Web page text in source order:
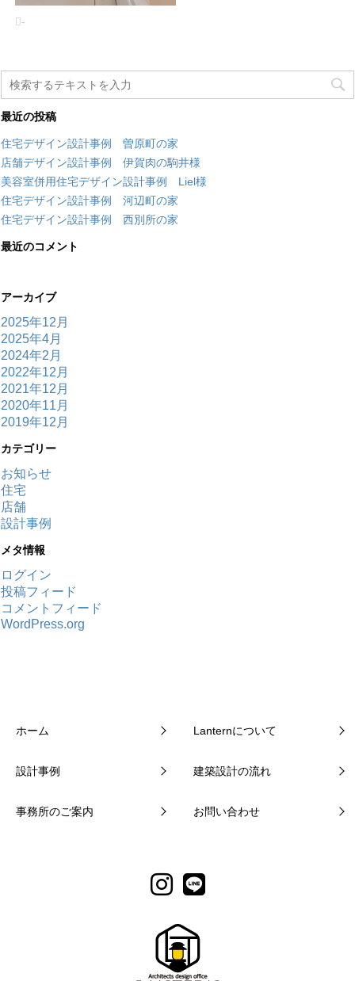
-
最近の投稿
住宅デザイン設計事例 曽原町の家
店舗デザイン設計事例 伊賀肉の駒井様
美容室併用住宅デザイン設計事例 Liel様
住宅デザイン設計事例 河辺町の家
住宅デザイン設計事例 西別所の家
最近のコメント
アーカイブ
2025年12月
2025年4月
2024年2月
2022年12月
2021年12月
2020年11月
2019年12月
カテゴリー
お知らせ
住宅
店舗
設計事例
メタ情報
ログイン
投稿フィード
コメントフィード
WordPress.org
ホーム Lanternについて
設計事例 建築設計の流れ
事務所のご案内 お問い合わせ